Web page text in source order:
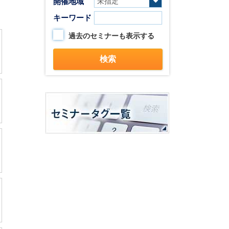
キーワード
過去のセミナーも表示する